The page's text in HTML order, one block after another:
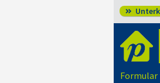

Formular